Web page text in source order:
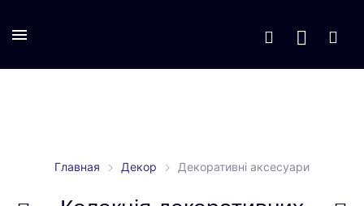
Главная Декор Декоративні аксесуари